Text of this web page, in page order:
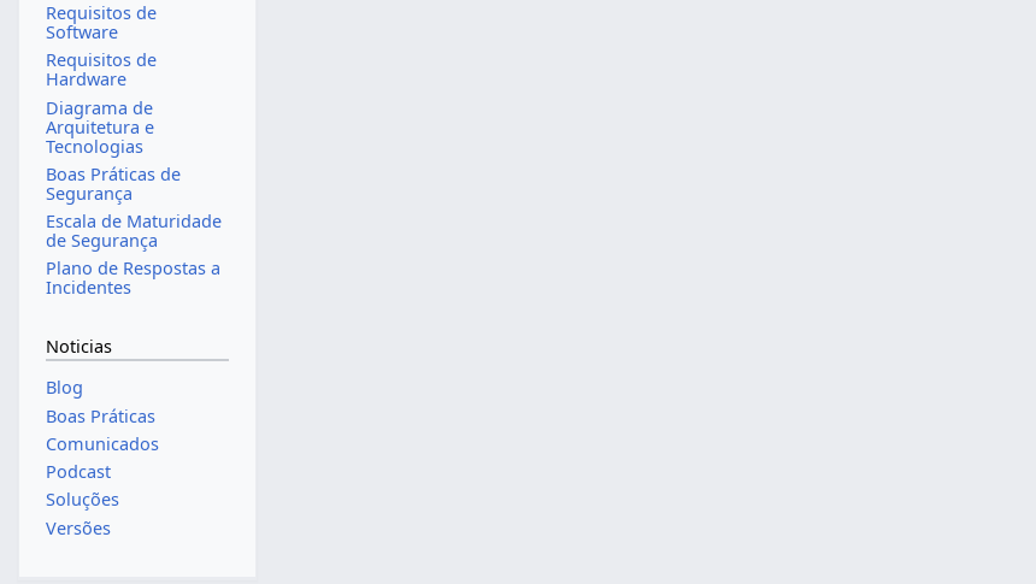
Requisitos de
Software
Requisitos de
Hardware
Diagrama de
Arquitetura e
Tecnologias
Boas Práticas de
Segurança
Escala de Maturidade
de Segurança
Plano de Respostas a
Incidentes
Noticias
Blog
Boas Práticas
Comunicados
Podcast
Soluções
Versões